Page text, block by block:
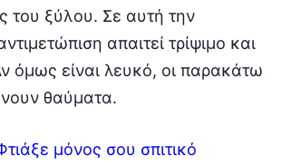
του ξύλου. Σε αυτή την
απαιτεί τρίψιμο και
όμως είναι λευκό, οι παρακάτω
θαύματα.
μόνος σου σπιτικό